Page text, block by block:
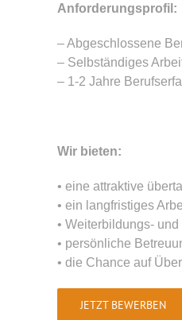
Anforderungsprofil:
– Abgeschlossene
– Selbständiges
– 1-2 Jahre
Wir bieten:
• eine attraktive
• ein langfristiges
• Weiterbildungs-
• persönliche
• die Chance auf
JETZT BEWERBEN